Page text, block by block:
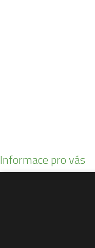
Informace pro vás